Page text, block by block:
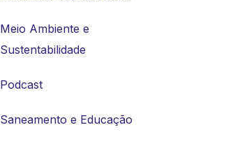
Meio Ambiente e
Sustentabilidade
Podcast
Saneamento e Educação